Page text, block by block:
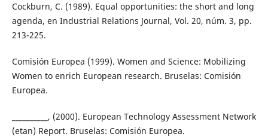
Cockburn, C. (1989). Equal opportunities: the short and long
agenda, en Industrial Relations Journal, Vol. 20, núm. 3, pp.
213-225.
Comisión Europea (1999). Women and Science: Mobilizing
Women to enrich European research. Bruselas: Comisión
Europea.
__________, (2000). European Technology Assessment Network
(etan) Report. Bruselas: Comisión Europea.